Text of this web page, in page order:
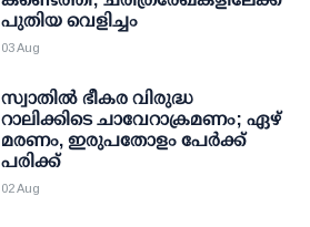
പുതിയ വെളിച്ചം
03 Aug
സ്വാതില്‍ ഭീകര വിരുദ്ധ
റാലിക്കിടെ ചാവേറാക്രമണം; ഏഴ്
മരണം, ഇരുപതോളം പേര്‍ക്ക്
പരിക്ക്
02 Aug